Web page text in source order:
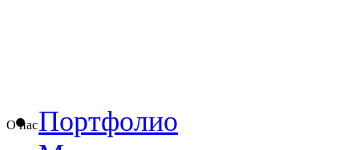
О насПортфолио